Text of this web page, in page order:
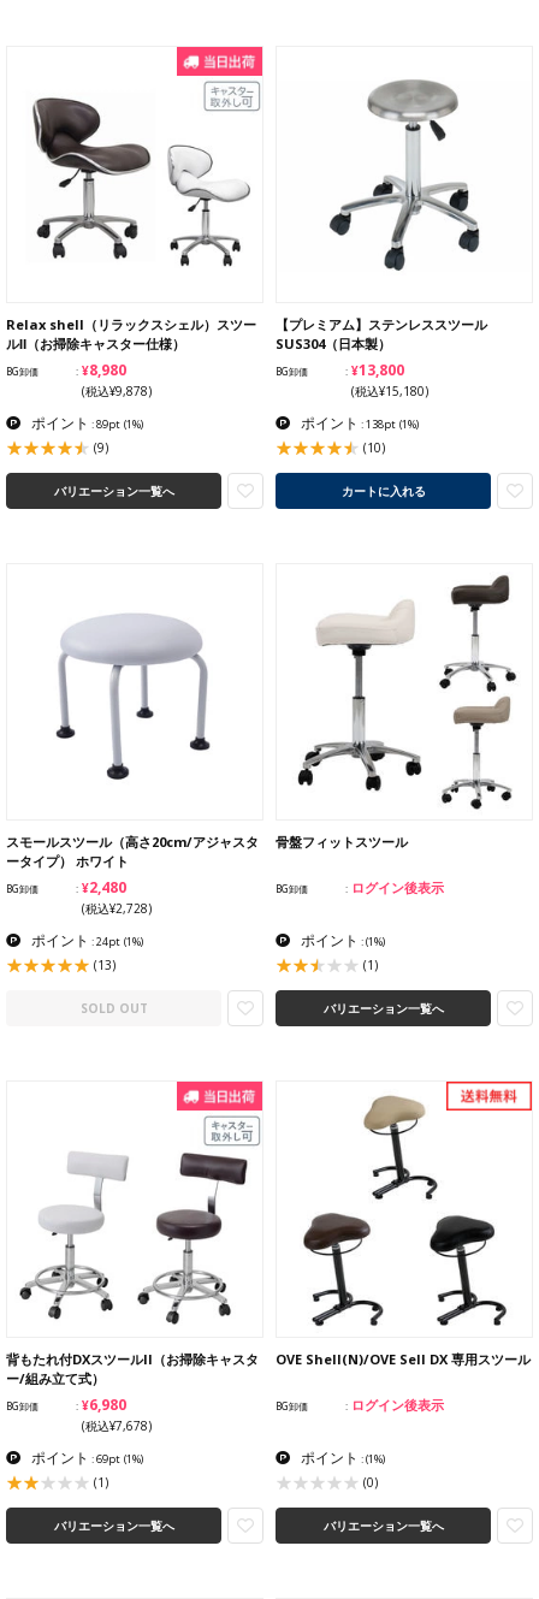
Relax shell（リラックスシェル）スツー
ルⅡ（お掃除キャスター仕様）
BG卸価 ¥8,980
(税込¥9,878)
ポイント : 89pt (1%)
(9)
バリエーション一覧へ
【プレミアム】ステンレススツール
SUS304（日本製）
BG卸価 ¥13,800
(税込¥15,180)
ポイント : 138pt (1%)
(10)
カートに入れる
スモールスツール（高さ20cm/アジャスタ
ータイプ） ホワイト
BG卸価 ¥2,480
(税込¥2,728)
ポイント : 24pt (1%)
(13)
SOLD OUT
骨盤フィットスツール
BG卸価 ログイン後表示
ポイント :(1%)
(1)
バリエーション一覧へ
背もたれ付DXスツールII（お掃除キャスタ
ー/組み立て式）
BG卸価 ¥6,980
(税込¥7,678)
ポイント : 69pt (1%)
(1)
バリエーション一覧へ
OVE Shell(N)/OVE Sell DX 専用スツール
BG卸価 ログイン後表示
ポイント :(1%)
(0)
バリエーション一覧へ